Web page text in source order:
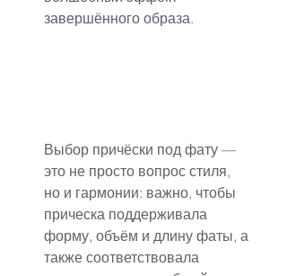
завершённого образа.
Выбор причёски под фату —
это не просто вопрос стиля,
но и гармонии: важно, чтобы
прическа поддерживала
форму, объём и длину фаты, а
также соответствовала